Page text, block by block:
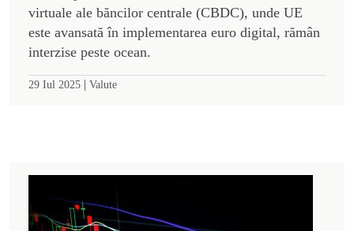
virtuale ale băncilor centrale (CBDC), unde UE
este avansată în implementarea euro digital, rămân
interzise peste ocean.
29 Iul 2025 | Valute